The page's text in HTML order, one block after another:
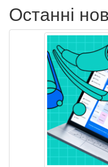
Останні